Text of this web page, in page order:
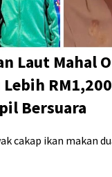
Laut Mahal
Lebih
Bersuara
cakap ikan makan